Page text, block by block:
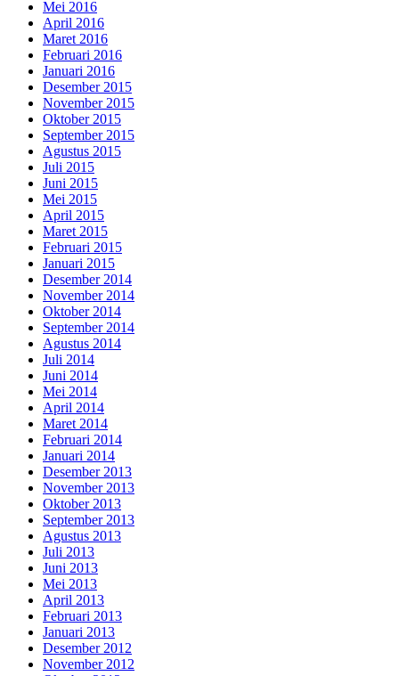
Mei 2016
April 2016
Maret 2016
Februari 2016
Januari 2016
Desember 2015
November 2015
Oktober 2015
September 2015
Agustus 2015
Juli 2015
Juni 2015
Mei 2015
April 2015
Maret 2015
Februari 2015
Januari 2015
Desember 2014
November 2014
Oktober 2014
September 2014
Agustus 2014
Juli 2014
Juni 2014
Mei 2014
April 2014
Maret 2014
Februari 2014
Januari 2014
Desember 2013
November 2013
Oktober 2013
September 2013
Agustus 2013
Juli 2013
Juni 2013
Mei 2013
April 2013
Februari 2013
Januari 2013
Desember 2012
November 2012